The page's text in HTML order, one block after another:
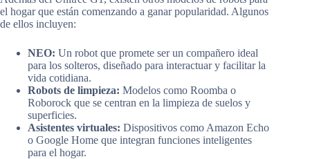
el hogar que están comenzando a ganar popularidad. Algunos
de ellos incluyen:
NEO: Un robot que promete ser un compañero ideal
para los solteros, diseñado para interactuar y facilitar la
vida cotidiana.
Robots de limpieza: Modelos como Roomba o
Roborock que se centran en la limpieza de suelos y
superficies.
Asistentes virtuales: Dispositivos como Amazon Echo
o Google Home que integran funciones inteligentes
para el hogar.